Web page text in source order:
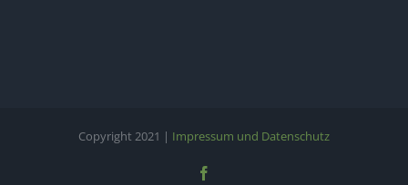
Copyright 2021 | Impressum und Datenschutz